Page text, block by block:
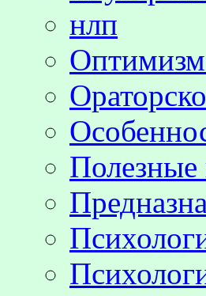
нлп
Полезные